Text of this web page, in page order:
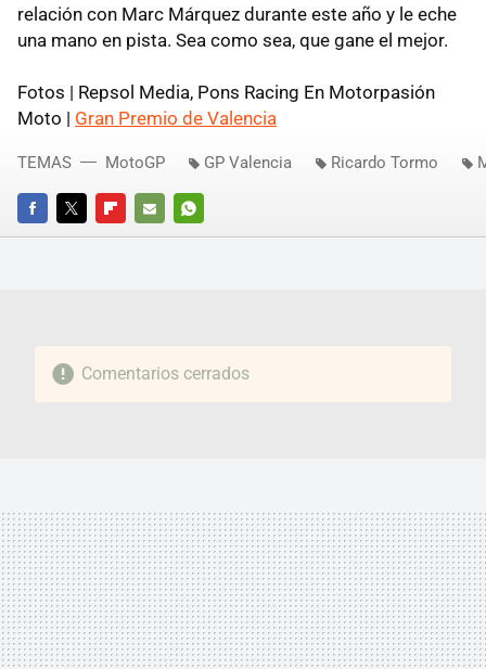
relación con Marc Márquez durante este año y le eche
una mano en pista. Sea como sea, que gane el mejor.
Fotos | Repsol Media, Pons Racing En Motorpasión
Moto | Gran Premio de Valencia
FACEBOOKTWITTERFLIPBOARD
E-
WHATSAPP
TEMAS MotoGP GP Valencia Ricardo Tormo
Comentarios cerrados